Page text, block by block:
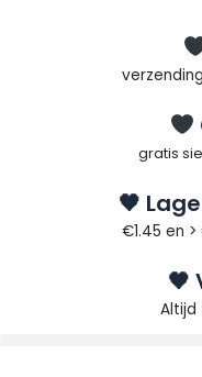
gratis
🖤
€1.45 en
🖤
Altijd